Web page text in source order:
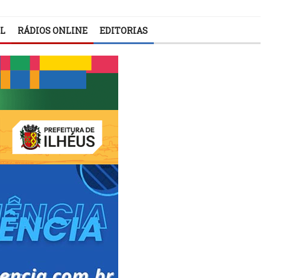
RÁDIOS ONLINE EDITORIAS